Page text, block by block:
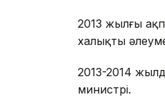
2013 жылғы
халықты
2013-2014
министрі.